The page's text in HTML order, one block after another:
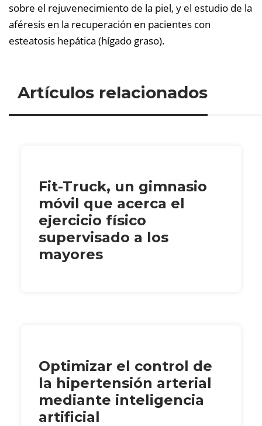
sobre el rejuvenecimiento de la piel, y el estudio de la
aféresis en la recuperación en pacientes con
esteatosis hepática (hígado graso).
Artículos relacionados
Fit-Truck, un gimnasio
móvil que acerca el
ejercicio físico
supervisado a los
mayores
Optimizar el control de
la hipertensión arterial
mediante inteligencia
artificial